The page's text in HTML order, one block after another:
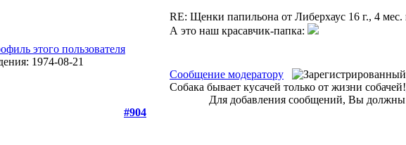
RE: Щенки папильона от Либерхаус 16 г., 4 мес.
А это наш красавчик-папка:
Сообщение модератору
Собака бывает кусачей только от жизни собачей!
Для добавления сообщений, Вы должны
#904